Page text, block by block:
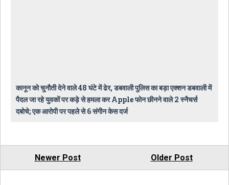
कानून को चुनौती देने वाले 48 घंटे में ढेर, डबवाली पुलिस का बड़ा एक्शन डबवाली में
पैदल जा रहे युवकों पर कड़े से हमला कर Apple फोन छीनने वाले 2 स्नैचर्स
दबोचे; एक आरोपी पर पहले से 6 संगीन केस दर्ज
Newer Post Older Post